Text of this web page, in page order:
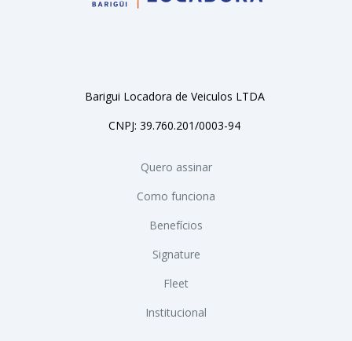
Barigui Locadora de Veiculos LTDA
CNPJ: 39.760.201/0003-94
Quero assinar
Como funciona
Benefícios
Signature
Fleet
Institucional